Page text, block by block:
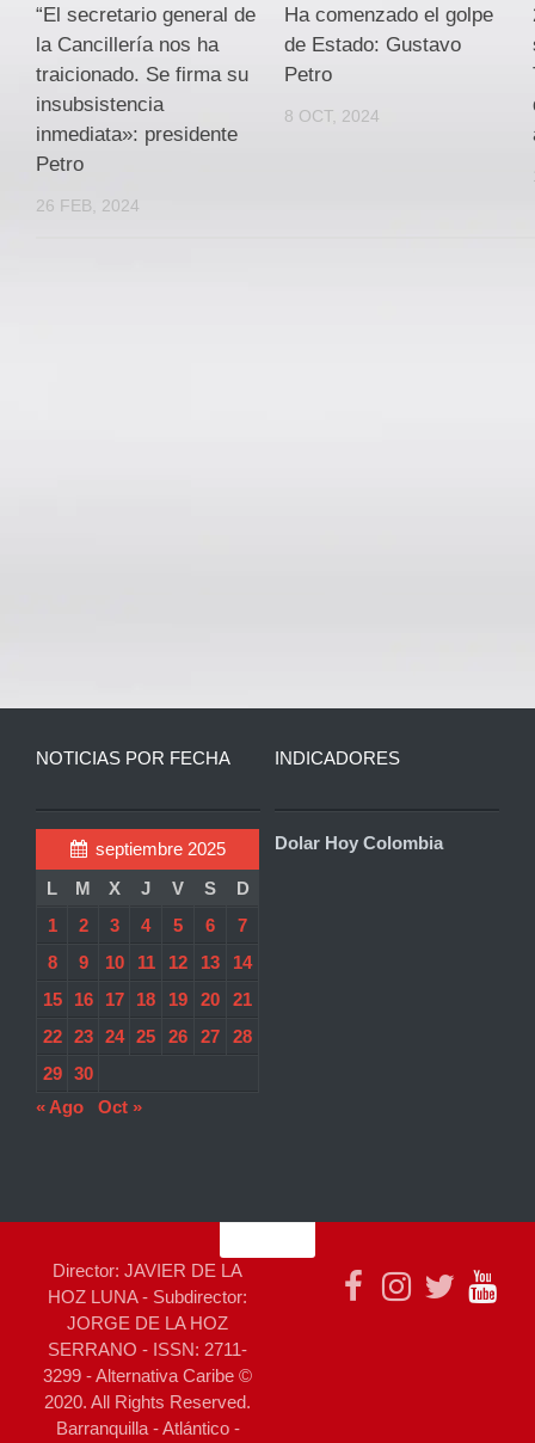
“El secretario general de
la Cancillería nos ha
traicionado. Se firma su
insubsistencia
inmediata»: presidente
Petro
26 FEB, 2024
Ha comenzado el golpe
de Estado: Gustavo
Petro
8 OCT, 2024
NOTICIAS POR FECHA
septiembre 2025
L
M X J V S
D
1
2 3 4 5 6
7
8
9 10 11 12 13
14
15
16 17 18 19 20
21
22
23 24 25 26 27
28
29
30
« Ago
Oct »
INDICADORES
Dolar Hoy Colombia
Director: JAVIER DE LA
HOZ LUNA - Subdirector:
JORGE DE LA HOZ
SERRANO - ISSN: 2711-
3299 - Alternativa Caribe ©
2020. All Rights Reserved.
Barranquilla - Atlántico -